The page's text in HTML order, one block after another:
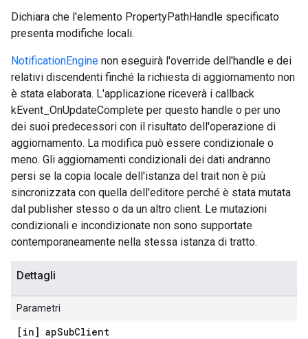
Dichiara che l'elemento PropertyPathHandle specificato
presenta modifiche locali.
NotificationEngine non eseguirà l'override dell'handle e dei
relativi discendenti finché la richiesta di aggiornamento non
è stata elaborata. L'applicazione riceverà i callback
kEvent_OnUpdateComplete per questo handle o per uno
dei suoi predecessori con il risultato dell'operazione di
aggiornamento. La modifica può essere condizionale o
meno. Gli aggiornamenti condizionali dei dati andranno
persi se la copia locale dell'istanza del trait non è più
sincronizzata con quella dell'editore perché è stata mutata
dal publisher stesso o da un altro client. Le mutazioni
condizionali e incondizionate non sono supportate
contemporaneamente nella stessa istanza di tratto.
Dettagli
Parametri
[in] apSubClient